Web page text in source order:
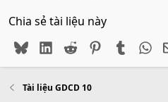
Chia sẻ tài liệu này
BlueskyLinkedIn
Reddit PinterestTumblr
Tài liệu GDCD 10